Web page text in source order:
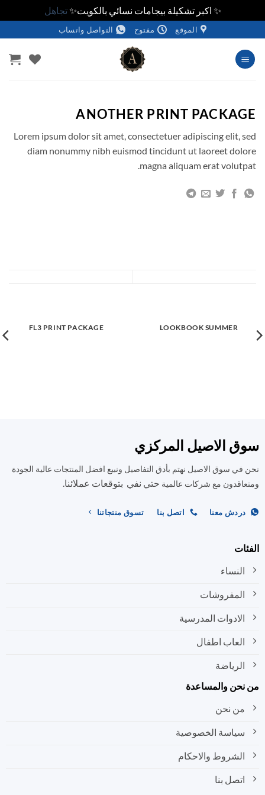
✨ اكبر تشكيلة بيجامات نسائي بالكويت✨تجاهل
للمحتوى
الموقع مفتوح التواصل واتساب
ANOTHER PRINT PACKAGE
Lorem ipsum dolor sit amet, consectetuer adipiscing elit, sed
diam nonummy nibh euismod tincidunt ut laoreet dolore
magna aliquam erat volutpat.
LOOKBOOK SUMMER
FL3 PRINT PACKAGE
سوق الاصيل المركزي
نحن في سوق الاصيل نهتم بأدق التفاصيل ونبيع افضل المنتجات عالية الجودة
ومتعاقدون مع شركات عالمية حتي نفي بتوقعات عملائنا.
دردش معنا اتصل بنا تسوق منتجاتنا
الفئات
النساء
المفروشات
الادوات المدرسية
العاب اطفال
الرياضة
من نحن والمساعدة
من نحن
سياسة الخصوصية
الشروط والاحكام
اتصل بنا